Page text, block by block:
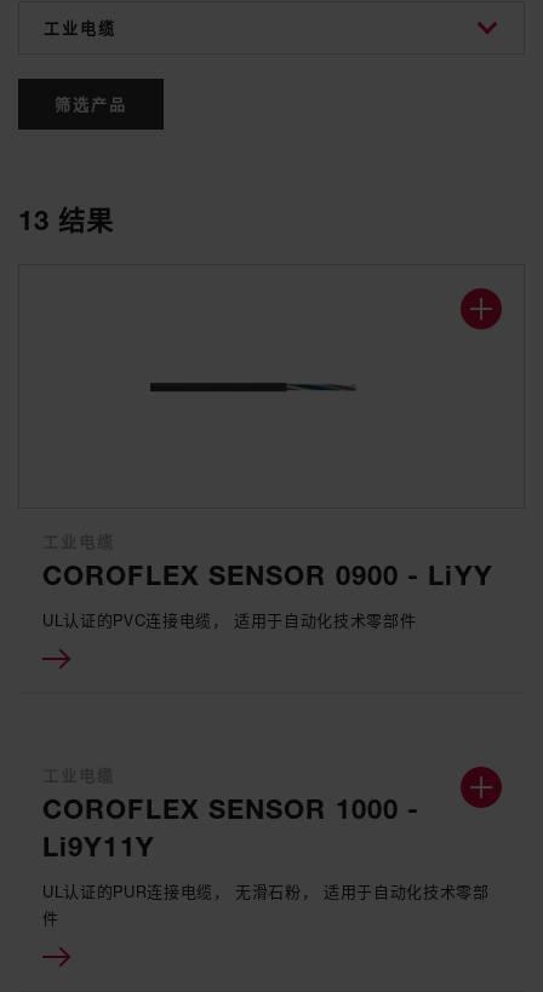
categories
筛选产品
13 结果
COROFLEX SENSOR 0900 - LiYY
UL认证的PVC连接电缆， 适用于自动化技术零部件
COROFLEX SENSOR 1000 -
Li9Y11Y
UL认证的PUR连接电缆， 无滑石粉， 适用于自动化技术零部
件